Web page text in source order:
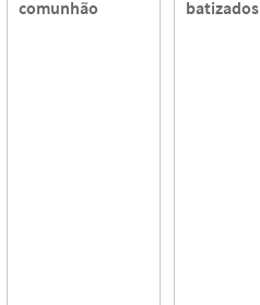
comunhão
batizados